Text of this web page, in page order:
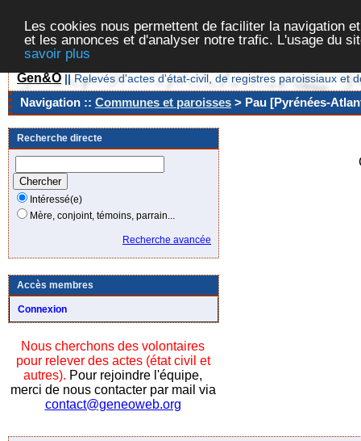
Les cookies nous permettent de faciliter la navigation
et les annonces et d'analyser notre trafic. L'usage du
savoir plus
Gen&O || Relevés d'actes d'état-civil, de registres paroissiaux et
Navigation :: Communes et paroisses > Pau [Pyrénées-
Recherche directe
Intéressé(e)
Mère, conjoint, témoins, parrain...
Recherche avancée
Accès membres
Connexion
Nous cherchons des volontaires
pour relever des actes (état civil et
autres). Pour rejoindre l'équipe,
merci de nous contacter par mail via
contact@geneoweb.org